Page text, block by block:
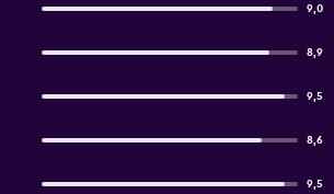
9,0
8,9
9,5
8,6
9,5